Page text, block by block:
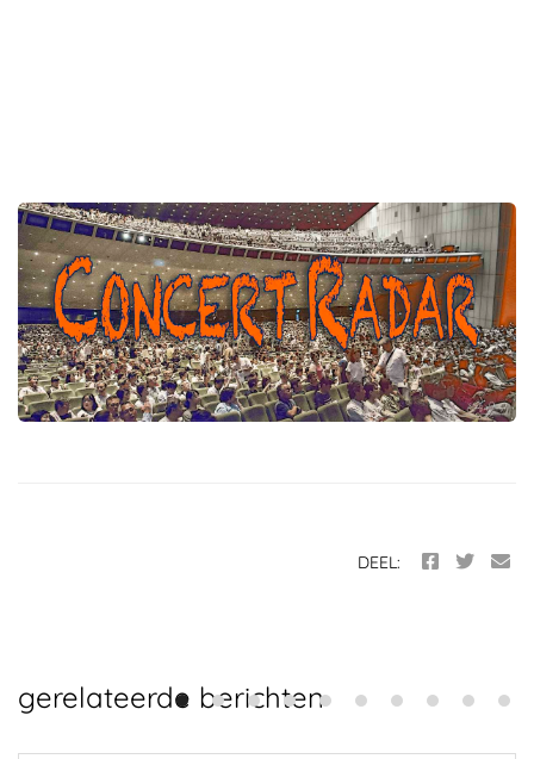
DEEL:
gerelateerde berichten